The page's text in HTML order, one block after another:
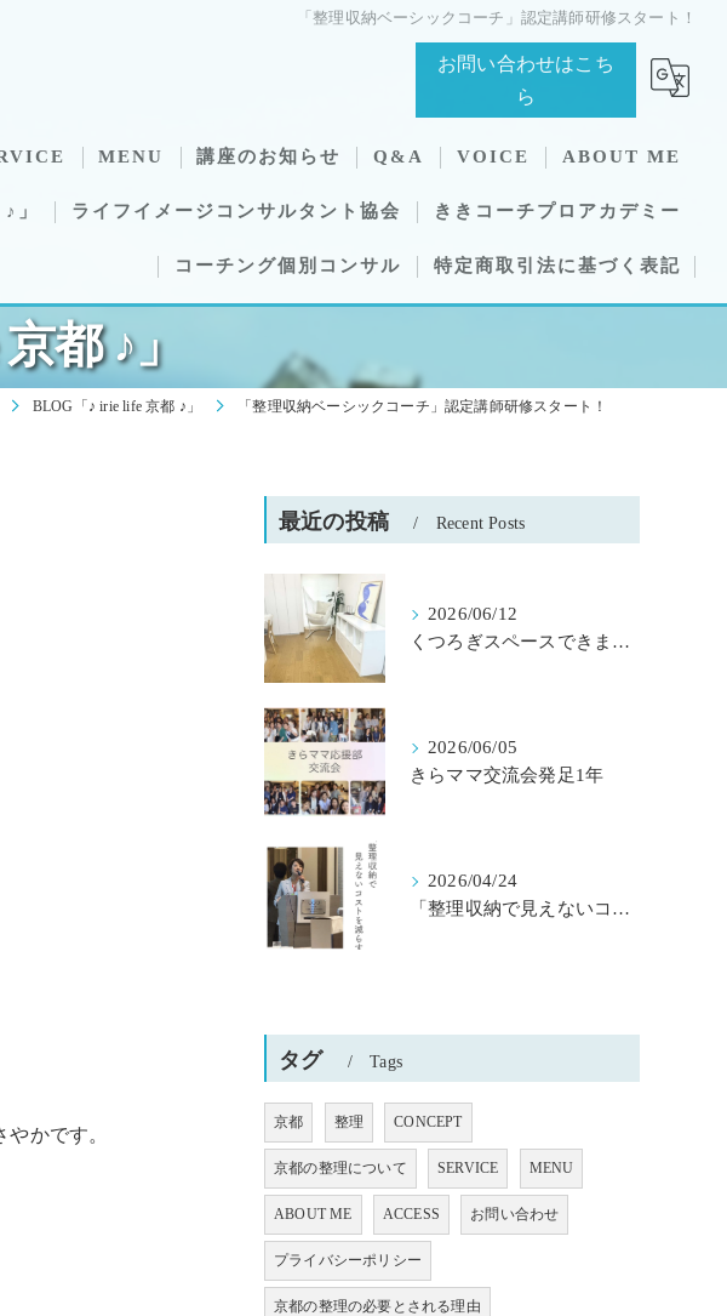
「整理収納ベーシックコーチ」認定講師研修スタート！
お問い合わせはこち
ら
MENU 講座のお知らせ Q&A VOICE ABOUT ME
」 ライフイメージコンサルタント協会 ききコーチプロアカデミー
コーチング個別コンサル 特定商取引法に基づく表記
都 ♪」
BLOG「♪ irie life 京都 ♪」 「整理収納ベーシックコーチ」認定講師研修スタート！
かです。
最近の投稿 Recent Posts
2026/06/12
くつろぎスペースできました
2026/06/05
きらママ交流会発足1年
2026/04/24
「整理収納で見えないコストを減らす」京都桂川ロータリークラブ様主催
タグ Tags
京都 整理 CONCEPT
京都の整理について SERVICE MENU
ABOUT ME ACCESS お問い合わせ
プライバシーポリシー
京都の整理の必要とされる理由